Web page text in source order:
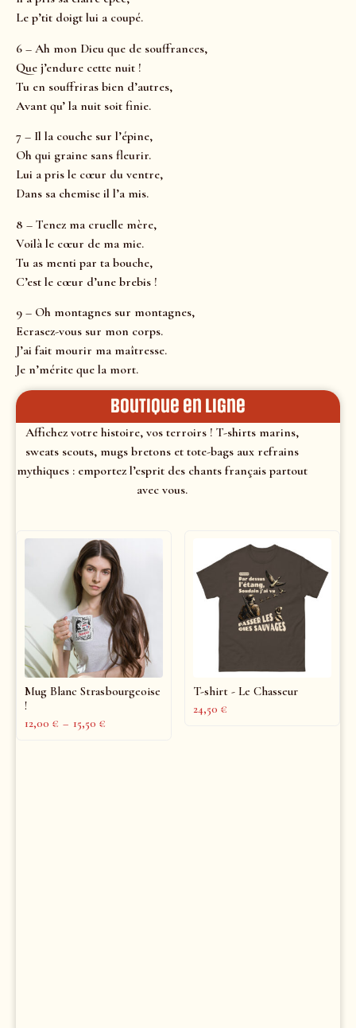
Le p’tit doigt lui a coupé.
6 – Ah mon Dieu que de souffrances,
Que j’endure cette nuit !
Tu en souffriras bien d’autres,
Avant qu’ la nuit soit finie.
7 – Il la couche sur l’épine,
Oh qui graine sans fleurir.
Lui a pris le cœur du ventre,
Dans sa chemise il l’a mis.
8 – Tenez ma cruelle mère,
Voilà le cœur de ma mie.
Tu as menti par ta bouche,
C’est le cœur d’une brebis !
9 – Oh montagnes sur montagnes,
Ecrasez-vous sur mon corps.
J’ai fait mourir ma maîtresse.
Je n’mérite que la mort.
Boutique en ligne
Affichez votre histoire, vos terroirs ! T-shirts marins,
sweats scouts, mugs bretons et tote-bags aux refrains
mythiques : emportez l’esprit des chants français partout
avec vous.
Mug Blanc Strasbourgeoise
!
12,00 € – 15,50 €
T-shirt - Le Chasseur
24,50 €